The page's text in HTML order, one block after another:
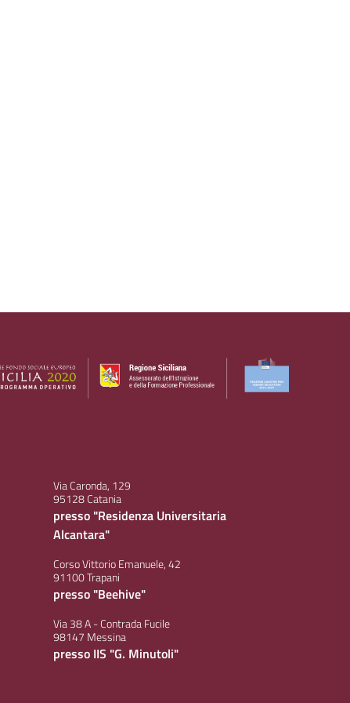
Via Caronda, 129
95128 Catania
presso "Residenza Universitaria
Alcantara"
Corso Vittorio Emanuele, 42
91100 Trapani
presso "Beehive"
Via 38 A - Contrada Fucile
98147 Messina
presso IIS "G. Minutoli"